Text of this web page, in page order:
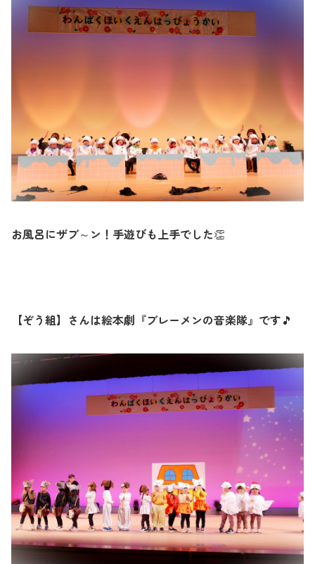
お風呂にザブ～ン！手遊びも上手でした👏
【ぞう組】さんは絵本劇『ブレーメンの音楽隊』です 🎵